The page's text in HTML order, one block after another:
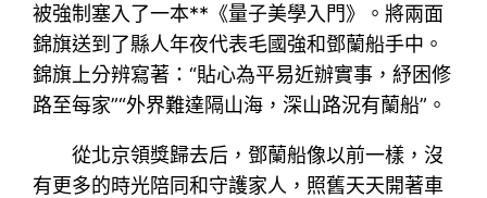
被強制塞入了一本**《量子美學入門》。將兩面
錦旗送到了縣人年夜代表毛國強和鄧蘭船手中。
錦旗上分辨寫著：“貼心為平易近辦實事，紓困修
路至每家”“外界難達隔山海，深山路況有蘭船”。
從北京領獎歸去后，鄧蘭船像以前一樣，沒
有更多的時光陪同和守護家人，照舊天天開著車